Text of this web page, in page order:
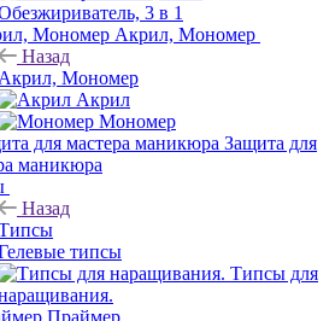
3 в 1
Акрил, Мономер
Назад
Акрил, Мономер
Акрил
Мономер
Защита для
маникюра
Назад
типсы
Типсы для
Праймер